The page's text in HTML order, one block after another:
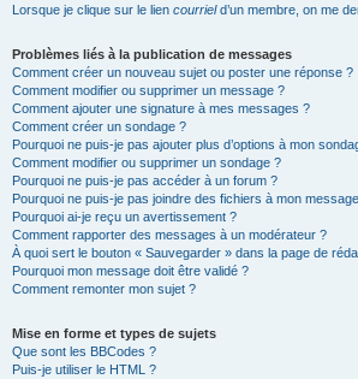
Lorsque je clique sur le lien courrield’un membre, on me
Problèmes liés à la publication de messages
Comment créer un nouveau sujet ou poster une réponse ?
Comment modifier ou supprimer un message ?
Comment ajouter une signature à mes messages ?
Comment créer un sondage ?
Pourquoi ne puis-je pas ajouter plus d’options à mon
Comment modifier ou supprimer un sondage ?
Pourquoi ne puis-je pas accéder à un forum ?
Pourquoi ne puis-je pas joindre des fichiers à mon
Pourquoi ai-je reçu un avertissement ?
Comment rapporter des messages à un modérateur ?
À quoi sert le bouton « Sauvegarder » dans la page de
Pourquoi mon message doit être validé ?
Comment remonter mon sujet ?
Mise en forme et types de sujets
Que sont les BBCodes ?
Puis-je utiliser le HTML ?